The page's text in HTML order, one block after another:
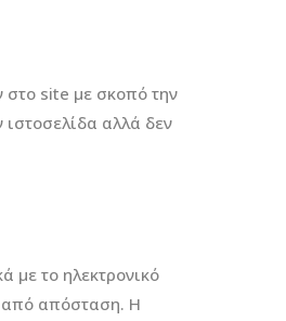
στο site με σκοπό την
αλλά δεν
με το ηλεκτρονικό
από απόσταση. Η